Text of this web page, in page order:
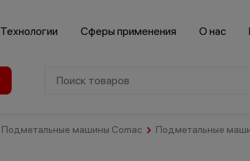
Технологии Сферы применения О нас
Подметальные машины Comac Подметальные